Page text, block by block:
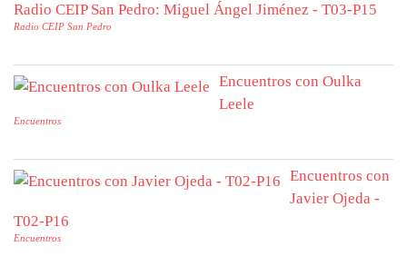
Radio CEIP San Pedro: Miguel Ángel Jiménez - T03-P15
Radio CEIP San Pedro
Encuentros con Oulka
Leele
Encuentros
Encuentros con
Javier Ojeda -
T02-P16
Encuentros